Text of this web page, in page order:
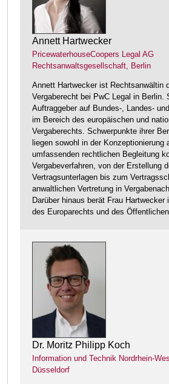
Annett Hartwecker
PricewaterhouseCoopers Legal AG
Rechtsanwaltsgesellschaft, Berlin
Annett Hartwecker ist Rechtsanwältin
Vergaberecht bei PwC Legal in Berlin.
Auftraggeber auf Bundes-, Landes-
im Bereich des europäischen und
Vergaberechts. Schwerpunkte ihrer
liegen sowohl in der Konzeptionierung
umfassenden rechtlichen Begleitung
Vergabeverfahren, von der Erstellung
Vertragsunterlagen bis zum
anwaltlichen Vertretung in
Darüber hinaus berät Frau Hartwecker
des Europarechts und des
Dr. Moritz Philipp Koch
Information und Technik Nordrhein-
Düsseldorf